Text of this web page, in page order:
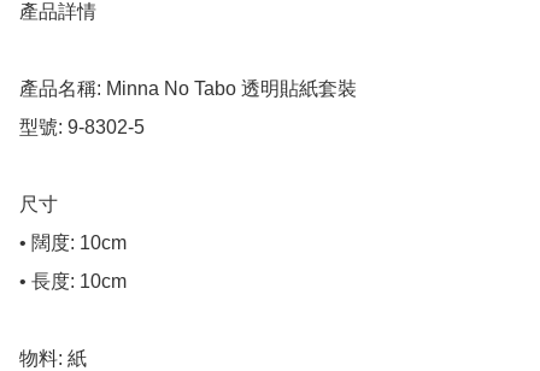
產品詳情
產品名稱: Minna No Tabo 透明貼紙套裝
型號: 9-8302-5
尺寸
• 闊度: 10cm
• 長度: 10cm
物料: 紙